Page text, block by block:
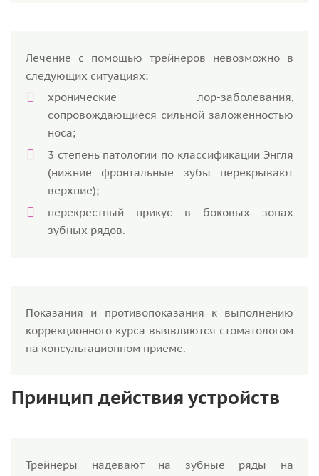
Лечение с помощью трейнеров невозможно в
следующих ситуациях:
хронические лор-заболевания,
сопровождающиеся сильной заложенностью
носа;
3 степень патологии по классификации Энгля
(нижние фронтальные зубы перекрывают
верхние);
перекрестный прикус в боковых зонах
зубных рядов.
Показания и противопоказания к выполнению
коррекционного курса выявляются стоматологом
на консультационном приеме.
Принцип действия устройств
Трейнеры надевают на зубные ряды на